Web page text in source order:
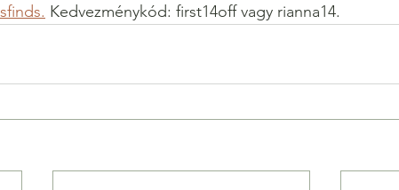
Kedvezménykód: first14off vagy rianna14.